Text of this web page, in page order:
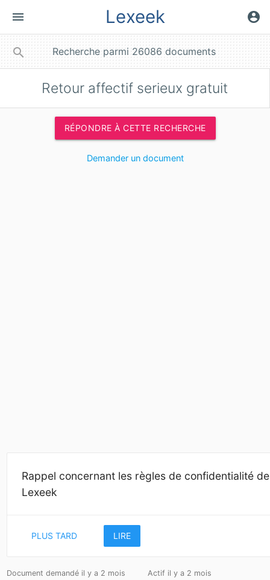
menu Lexeek account_circle
search
Retour affectif serieux gratuit
RÉPONDRE À CETTE RECHERCHE
Demander un document
Rappel concernant les règles de confidentialité de
Lexeek
PLUS TARD LIRE
Document demandé il y a 2 mois
Actif il y a 2 mois